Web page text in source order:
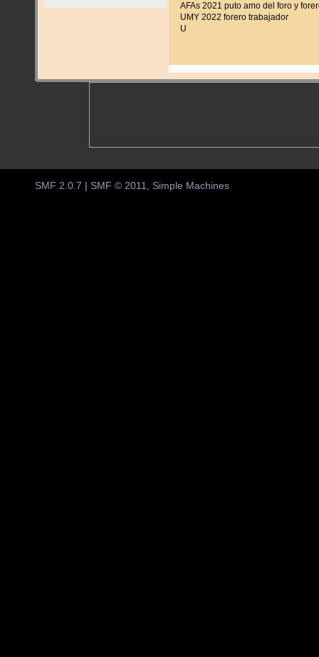
AFAs 2021 puto amo del foro y
UMY 2022 forero trabajador
U
SMF 2.0.7 SMF © 2011, Simple Machines